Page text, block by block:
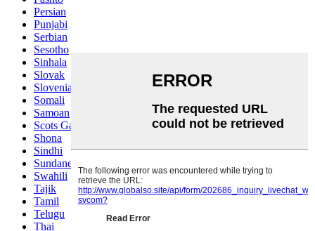
Persian
Punjabi
Serbian
Sesotho
Sinhala
Slovak
Slovenian
Somali
Samoan
Scots Gaelic
Shona
Sindhi
Sundanese
Swahili
Tajik
Tamil
Telugu
Thai